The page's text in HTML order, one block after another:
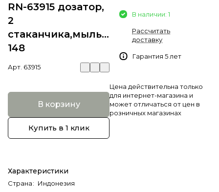
RN-63915 дозатор,
2
стаканчика,мыльница)
148
Арт. 63915
В корзину
Купить в 1 клик
Характеристики
Страна: Индонезия
В наличии: 1
Рассчитать
доставку
Гарантия 5 лет
Цена действительна только
для интернет-магазина и
может отличаться от цен в
розничных магазинах